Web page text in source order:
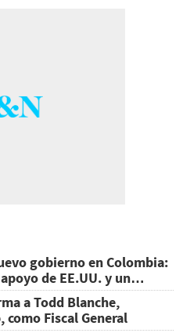
gobierno en Colombia:
de EE.UU. y un
a Todd Blanche,
como Fiscal General